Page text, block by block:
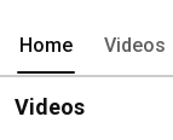
Home Videos
Videos